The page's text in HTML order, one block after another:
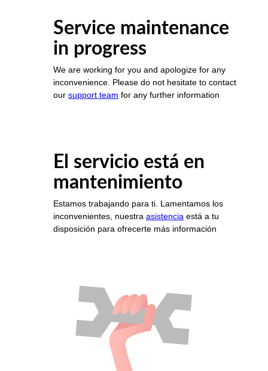
Service maintenance
in progress
We are working for you and apologize for any
inconvenience. Please do not hesitate to contact
our support team for any further information
El servicio está en
mantenimiento
Estamos trabajando para ti. Lamentamos los
inconvenientes, nuestra asistencia está a tu
disposición para ofrecerte más información